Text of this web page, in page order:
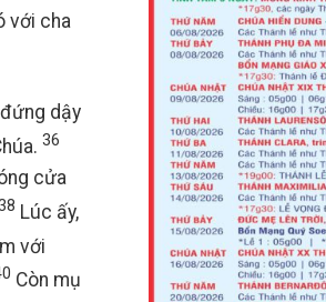
với cha
dậy
36
cửa
Lúc ấy,
với
Còn mụ